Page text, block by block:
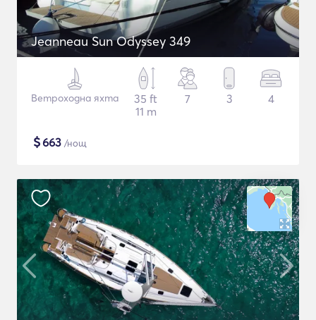
Jeanneau Sun Odyssey 349
Ветроходна яхта
35 ft
11 m
7 3 4
$663 /нощ